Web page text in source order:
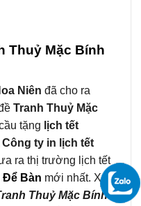
Thuỷ Mặc Bính
Niên đã cho ra
Tranh Thuỷ Mặc
tặng lịch tết
Công ty in lịch tết
ra thị trường lịch tết
Để Bàn mới nhất. Xu
Thuỷ Mặc Bính